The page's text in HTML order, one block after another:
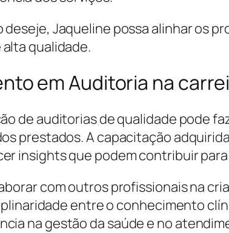
Jaqueline possa alinhar os
qualidade.
em Auditoria na
de auditorias de qualidade pode
prestados. A capacitação
insights que podem contribuir
com outros profissionais na
entre o conhecimento
na gestão da saúde e no